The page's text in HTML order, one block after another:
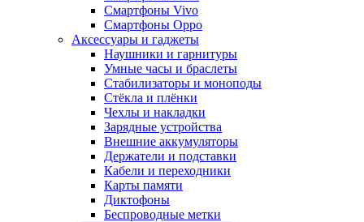
Смартфоны Vivo
Смартфоны Oppo
Аксессуары и гаджеты
Наушники и гарнитуры
Умные часы и браслеты
Стабилизаторы и моноподы
Стёкла и плёнки
Чехлы и накладки
Зарядные устройства
Внешние аккумуляторы
Держатели и подставки
Кабели и переходники
Карты памяти
Диктофоны
Беспроводные метки